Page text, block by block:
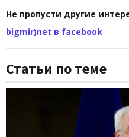
Не пропусти другие
bigmir)net в facebook
Статьи по теме